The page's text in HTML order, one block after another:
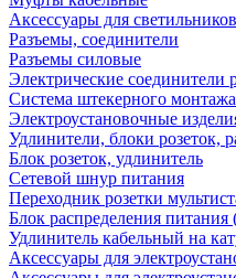
Аксессуары для светильников
Разъемы, соединители
Разъемы силовые
Электрические соединители
Система штекерного монтажа
Электроустановочные
Удлинители, блоки розеток,
Блок розеток, удлинитель
Сетевой шнур питания
Переходник розетки
Блок распределения питания
Удлинитель кабельный на
Аксессуары для